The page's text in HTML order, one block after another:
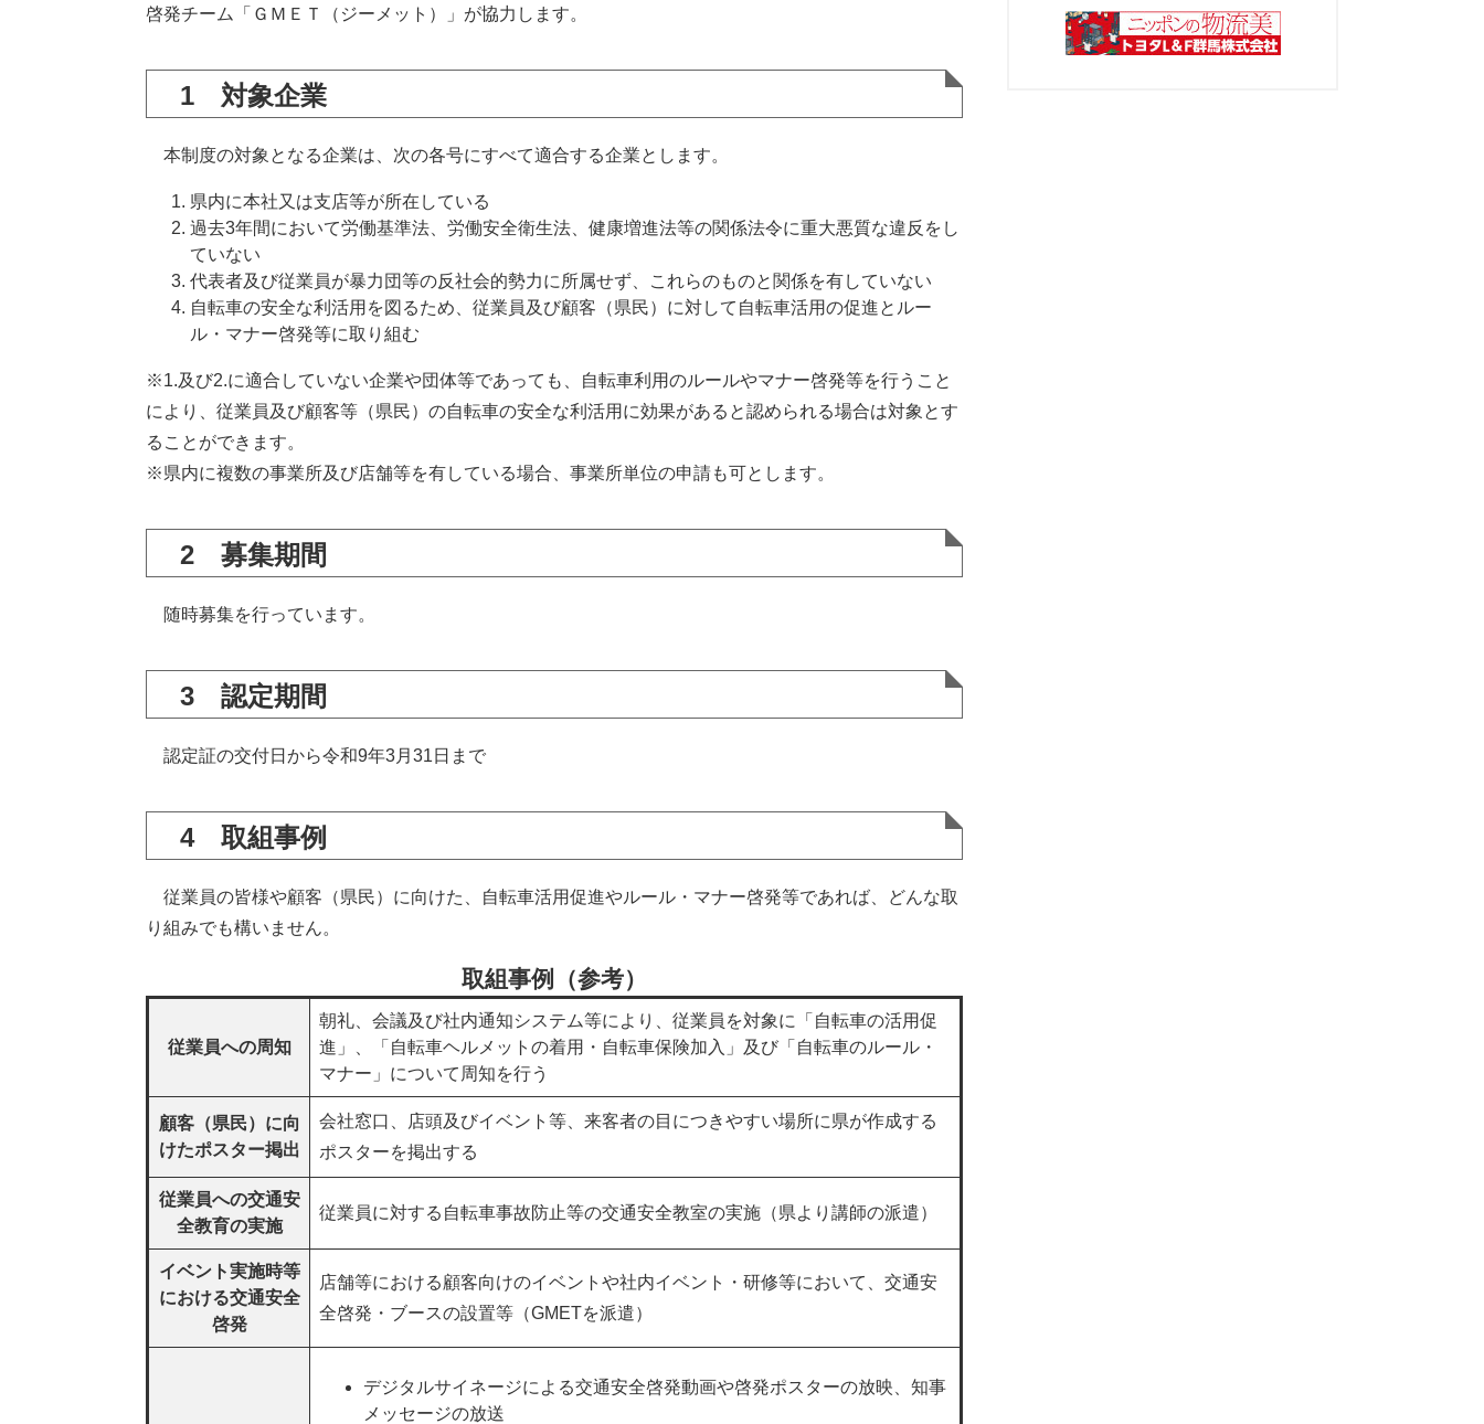
啓発チーム「ＧＭＥＴ（ジーメット）」が協力します。
1 対象企業
本制度の対象となる企業は、次の各号にすべて適合する企業とします。
県内に本社又は支店等が所在している
過去3年間において労働基準法、労働安全衛生法、健康増進法等の関係法令に重大悪質な違反をし
ていない
代表者及び従業員が暴力団等の反社会的勢力に所属せず、これらのものと関係を有していない
自転車の安全な利活用を図るため、従業員及び顧客（県民）に対して自転車活用の促進とルー
ル・マナー啓発等に取り組む
※1.及び2.に適合していない企業や団体等であっても、自転車利用のルールやマナー啓発等を行うこと
により、従業員及び顧客等（県民）の自転車の安全な利活用に効果があると認められる場合は対象とす
ることができます。
※県内に複数の事業所及び店舗等を有している場合、事業所単位の申請も可とします。
2 募集期間
随時募集を行っています。
3 認定期間
認定証の交付日から令和9年3月31日まで
4 取組事例
従業員の皆様や顧客（県民）に向けた、自転車活用促進やルール・マナー啓発等であれば、どんな取
り組みでも構いません。
取組事例（参考）
従業員への周知
朝礼、会議及び社内通知システム等により、従業員を対象に「自転車の活用促
進」、「自転車ヘルメットの着用・自転車保険加入」及び「自転車のルール・
マナー」について周知を行う
顧客（県民）に向
けたポスター掲出
会社窓口、店頭及びイベント等、来客者の目につきやすい場所に県が作成する
ポスターを掲出する
従業員への交通安
全教育の実施
従業員に対する自転車事故防止等の交通安全教室の実施（県より講師の派遣）
イベント実施時等
における交通安全
啓発
店舗等における顧客向けのイベントや社内イベント・研修等において、交通安
全啓発・ブースの設置等（GMETを派遣）
デジタルサイネージによる交通安全啓発動画や啓発ポスターの放映、知事
メッセージの放送